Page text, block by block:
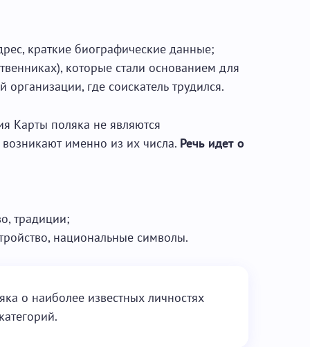
краткие биографические данные;
которые стали основанием для
где соискатель трудился.
Карты поляка не являются
именно из их числа. Речь идет о
традиции;
национальные символы.
о наиболее известных личностях